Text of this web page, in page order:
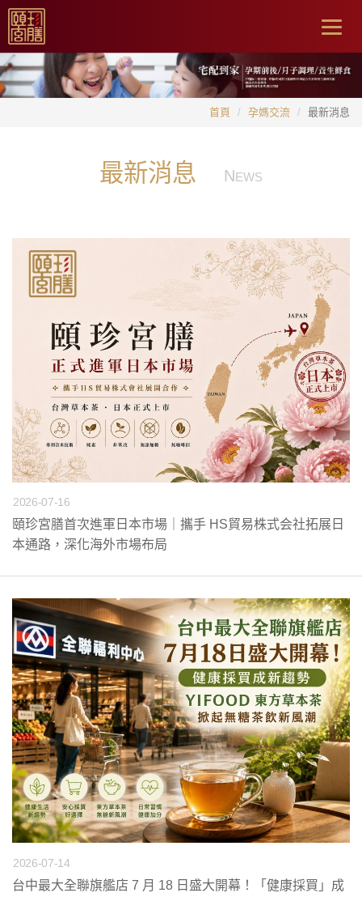
首頁 孕媽交流 最新消息
最新消息 NEWS
2026-07-16
頤珍宮膳首次進軍日本市場｜攜手 HS貿易株式会社拓展日
本通路，深化海外市場布局
2026-07-14
台中最大全聯旗艦店 7 月 18 日盛大開幕！「健康採買」成